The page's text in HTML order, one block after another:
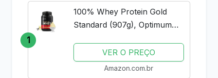
1
100% Whey Protein Gold
Standard (907g), Optimum
VER O PREÇO
Amazon.com.br